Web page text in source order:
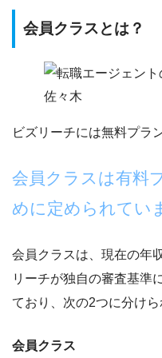
会員クラスとは？
佐々木
ビズリーチには無料プラ
会員クラスは有料
めに定められてい
会員クラスは、現在の年
リーチが独自の審査基準
ており、次の2つに分けら
会員クラス